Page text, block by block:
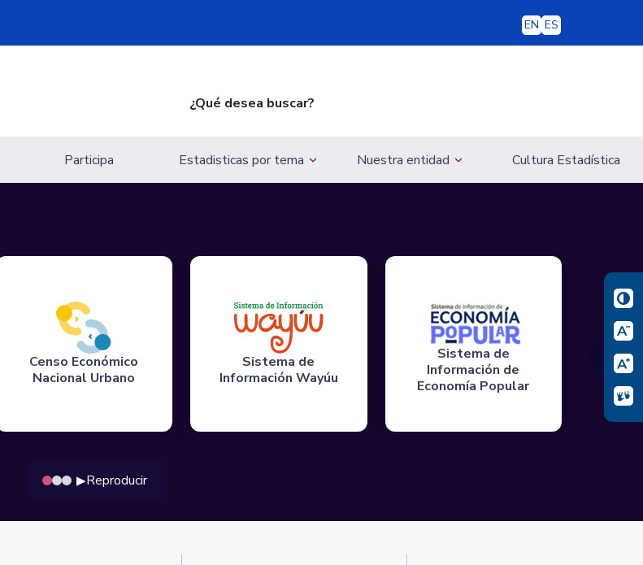
EN ES
¿Qué desea buscar?
Participa Estadisticas por tema Nuestra entidad Cultura Estadística
Censo Económico
Nacional Urbano
Sistema de
Información Wayúu
Sistema de
Información de
Economía Popular
▶Reproducir
❯